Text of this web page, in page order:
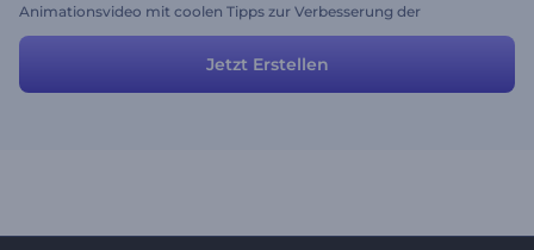
Animationsvideo mit coolen Tipps zur Verbesserung der
Lebensqualität? Verwenden Sie dieses fertige Preset, um Ihre
eigene Geschichte zu erstellen. Sie können jederzeit Änderungen
vornehmen, um das gewünschte Ergebnis zu erhalten.
Jetzt Erstellen